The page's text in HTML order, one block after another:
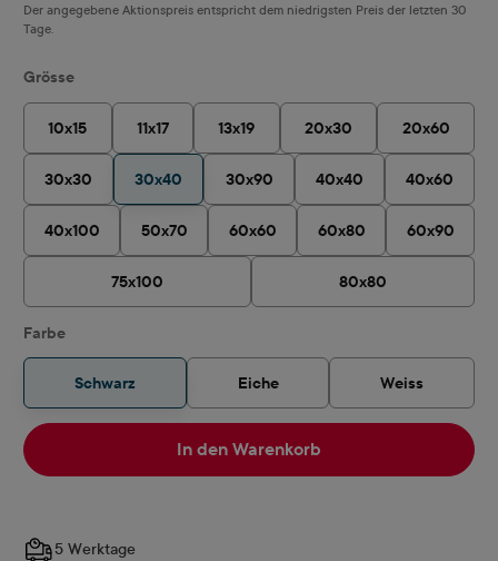
Der angegebene Aktionspreis entspricht dem niedrigsten Preis der letzten 30
Tage.
Grösseauswählen
10x15 11x17 13x19 20x30 20x60
30x30 30x40 30x90 40x40 40x60
40x100 50x70 60x60 60x80 60x90
75x100 80x80
Farbeauswählen
Schwarz Eiche Weiss
In den Warenkorb
5 Werktage